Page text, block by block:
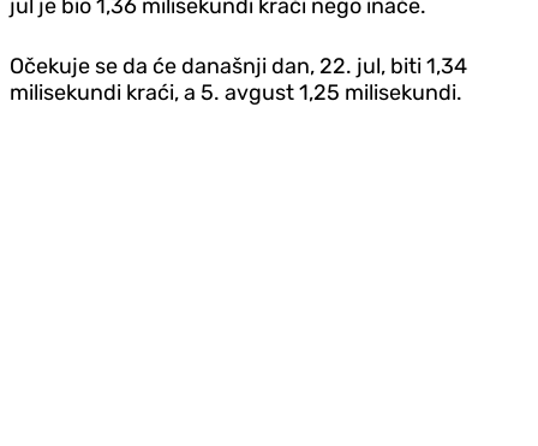
jul je bio 1,36 milisekundi kraći nego inače.
Očekuje se da će današnji dan, 22. jul, biti 1,34
milisekundi kraći, a 5. avgust 1,25 milisekundi.